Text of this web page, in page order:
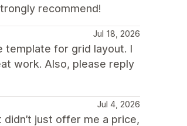
recommend!
Jul 18, 2026
template for grid layout. I
work. Also, please reply
Jul 4, 2026
just offer me a price,